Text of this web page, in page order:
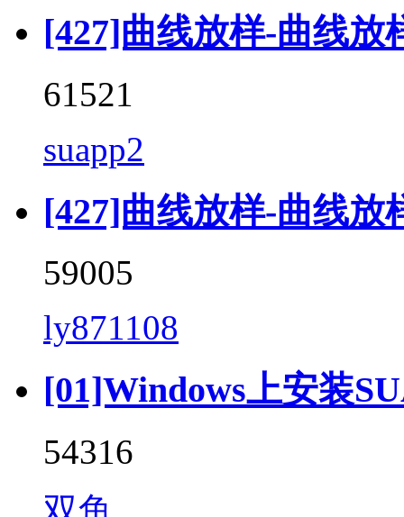
[427]曲线放样-曲线放
61521
suapp2
[427]曲线放样-曲线放
59005
ly871108
[01]Windows上安装
54316